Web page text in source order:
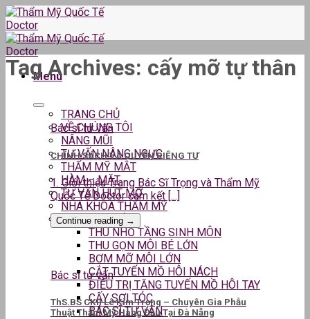
Skip
to
content
Menu
TRANG CHỦ
VỀ CHÚNG TÔI
NÂNG MŨI
TƯ VẤN NÂNG NGỰC
THẨM MỸ MẮT
HÀM – MẶT
TƯ VẤN HÚT MỠ
NHA KHOA THẨM MỸ
DỊCH VỤ KHÁC
THU NHỎ TẦNG SINH MÔN
THU GỌN MÔI BÉ LỚN
BƠM MỠ MÔI LỚN
CẮT TUYẾN MỒ HÔI NÁCH
ĐIỀU TRỊ TĂNG TUYẾN MỒ HÔI TAY
CẤY SỢI TÓC
BÁC SĨ TƯ VẤN
Tag Archives: cấy mỡ tự thân
Bác sĩ tư vấn
CHÍNH SÁCH VÀ QUYỀN RIÊNG TƯ
1. Giới thiệu Trang Bác Sĩ Trọng và Thẩm Mỹ
Quốc Tế Doctor cam kết [...]
Continue reading →
Bác sĩ tư vấn
ThS.BS CKII Lê Kim Trọng – Chuyên Gia Phẫu
Thuật Thẩm Mỹ Hàng Đầu Tại Đà Nẵng